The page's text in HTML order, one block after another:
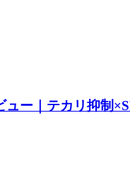
ー｜テカリ抑制